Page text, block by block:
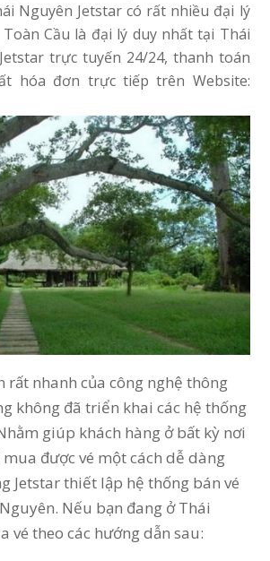
Nguyên Jetstar có rất nhiều đại lý
Toàn Cầu là đại lý duy nhất tại Thái
trực tuyến 24/24, thanh toán
hóa đơn trực tiếp trên Website:
rất nhanh của công nghệ thông
không đã triển khai các hệ thống
giúp khách hàng ở bất kỳ nơi
được vé một cách dễ dàng
Jetstar thiết lập hệ thống bán vé
Nếu bạn đang ở Thái
vé theo các hướng dẫn sau: